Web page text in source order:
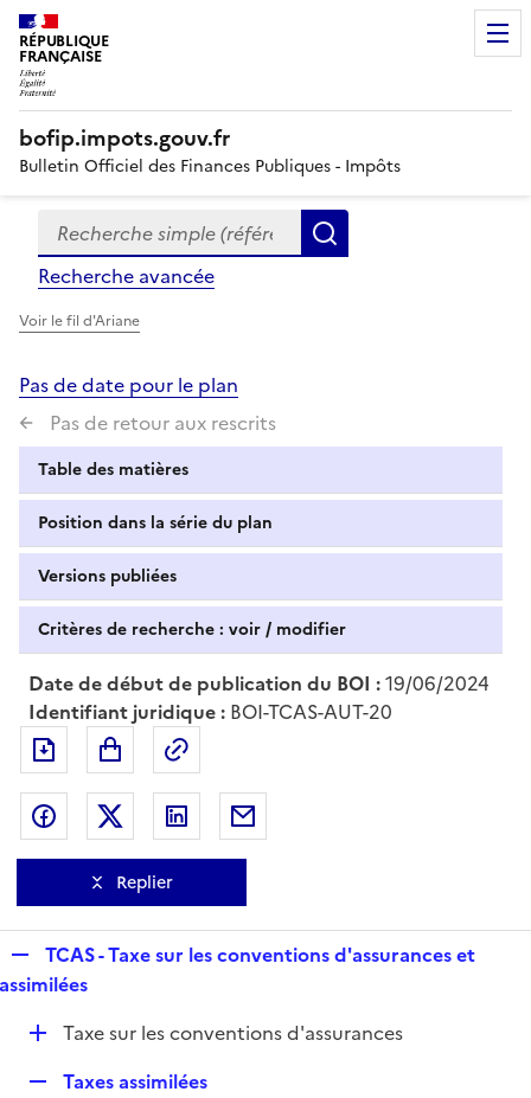
RÉPUBLIQUE
FRANÇAISE
bofip.impots.gouv.fr
Bulletin Officiel des Finances Publiques - Impôts
Formulaire
de
recherche
Recherche simple (références, mots clés, partie du
Recherche avancée
Voir le fil d'Ariane
Pas de date pour le plan
Pas de retour aux rescrits
Table des matières
Position dans la série du plan
Versions publiées
Critères de recherche : voir / modifier
Date de début de publication du BOI :19/06/2024
Identifiant juridique : BOI-TCAS-AUT-20
Exporter le document au format pdf
Partager sur Facebook
Partager sur Twitter
Partager sur LinkedIn
Replier
e
l
TCAS - Taxe sur les conventions d'assurances et
assimilées
DTaxe sur les conventions d'assurances
Taxes assimilées